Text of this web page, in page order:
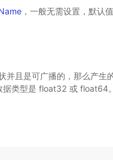
，一般无需设置，默认
并且是可广播的，那么产生
据类型是 float32 或 float64。